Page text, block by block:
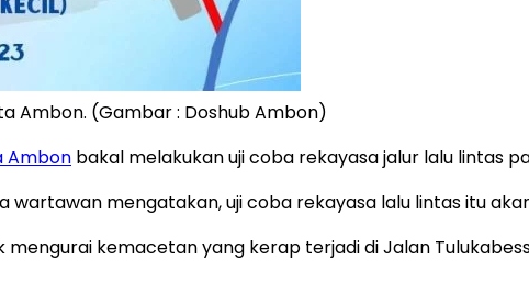
Ambon. (Gambar : Doshub Ambon)
Ambon bakal melakukan uji coba rekayasa jalur lalu lintas
wartawan mengatakan, uji coba rekayasa lalu lintas itu
mengurai kemacetan yang kerap terjadi di Jalan